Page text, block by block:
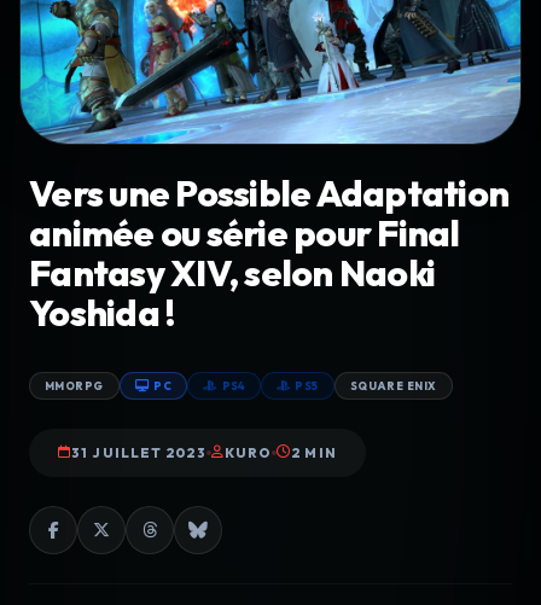
Vers une Possible Adaptation
animée ou série pour Final
Fantasy XIV, selon Naoki
Yoshida !
MMORPG PC PS4 PS5 SQUARE ENIX
31 JUILLET 2023 KURO 2 MIN